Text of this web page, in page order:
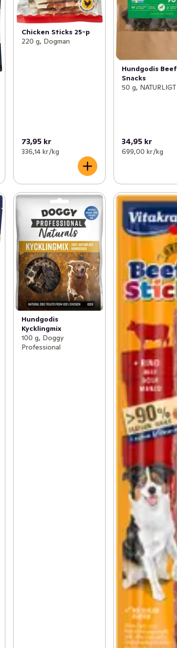
Chicken Sticks 25-p
220 g, Dogman
73,95 kr
336,14 kr /kg
Hundgodis Beef
Snacks
50 g, NATURLIGT
34,95 kr
699,00 kr /kg
Hundgodis
Kycklingmix
100 g, Doggy
Professional